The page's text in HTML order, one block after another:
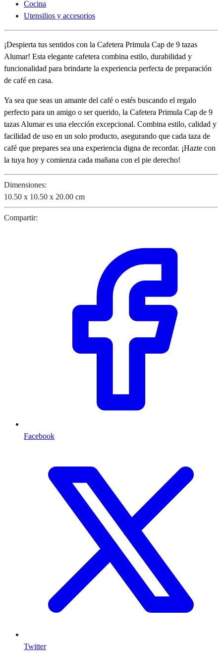
Cocina
Utensilios y accesorios
¡Despierta tus sentidos con la Cafetera Primula Cap de 9 tazas
Alumar! Esta elegante cafetera combina estilo, durabilidad y
funcionalidad para brindarte la experiencia perfecta de preparación
de café en casa.
Ya sea que seas un amante del café o estés buscando el regalo
perfecto para un amigo o ser querido, la Cafetera Primula Cap de 9
tazas Alumar es una elección excepcional. Combina estilo, calidad y
facilidad de uso en un solo producto, asegurando que cada taza de
café que prepares sea una experiencia digna de recordar. ¡Hazte con
la tuya hoy y comienza cada mañana con el pie derecho!
Dimensiones:
10.50 x 10.50 x 20.00 cm
Compartir:
Facebook
Twitter